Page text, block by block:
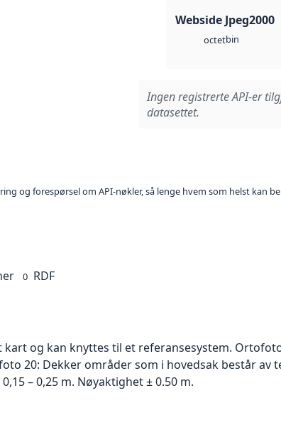
Webside Jpeg2000
octetbin
Ingen registrerte API-er
datasettet.
og forespørsel om API-nøkler, så lenge hvem som helst kan
0 RDF
og kan knyttes til et referansesystem.
20: Dekker områder som i hovedsak består av
– 0,25 m. Nøyaktighet ± 0.50 m.